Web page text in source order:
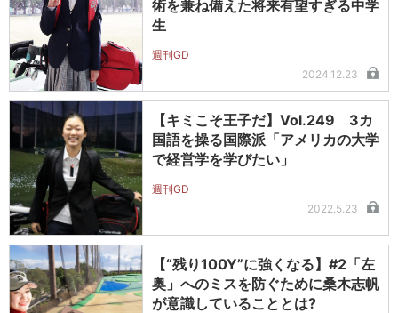
術を兼ね備えた将来有望すぎる中学
生
週刊GD
2024.12.23
【キミこそ王子だ】Vol.249 3カ
国語を操る国際派「アメリカの大学
で経営学を学びたい」
週刊GD
2022.5.23
【“残り100Y”に強くなる】#2「左
奥」へのミスを防ぐために桑木志帆
が意識していることとは?